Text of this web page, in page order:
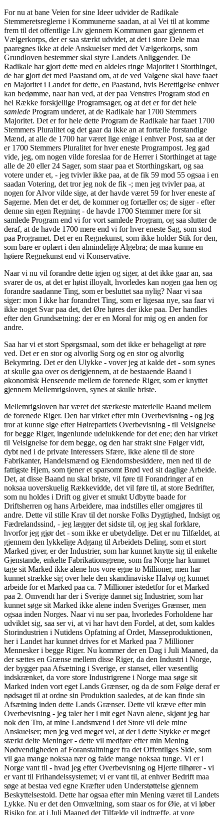
For nu at bane Veien for sine Ideer udvider de Radikale
Stemmeretsreglerne i Kommunerne saadan, at al Vei til at komme
frem til det offentlige Liv gjennem Kommunen gaar gjennem et
Vælgerkorps, der er saa stærkt udvidet, at det i store Dele maa
paaregnes ikke at dele Anskuelser med det Vælgerkorps, som
Grundloven bestemmer skal styre Landets Anliggender. De
Radikale har gjort dette med en aldeles ringe Majoritet i Storthinget,
de har gjort det med Paastand om, at de ved Valgene skal have faaet
en Majoritet i Landet for dette, en Paastand, hvis Berettigelse enhver
kan bedømme, naar han ved, at der paa Venstres Program stod en
hel Række forskjellige Programsager, og at det er for det hele
samlede Program underet, at de Radikale har 1700 Stemmers
Majoritet. Det er for hele dette Program de Radikale har faaet 1700
Stemmers Pluralitet og det gaar da ikke an at fortælle forstandige
Mænd, at alle de 1700 har været lige enige i enhver Post, saa at der
er 1700 Stemmers Pluralitet for hver eneste Programpost. Jeg gad
vide, jeg, om nogen vilde foreslaa for de Herrer i Storthinget at tage
alle de 20 eller 24 Sager, som staar paa et Storthingskart, og saa
votere under et, - jeg tvivler ikke paa, at de fik 59 mod 55 ogsaa i en
saadan Votering, det tror jeg nok de fik -; men jeg tvivler paa, at
nogen for Alvor vilde sige, at der havde været 59 for hver eneste af
Sagerne. Men det er det, de kommer og fortæller os; de siger - efter
denne sin egen Regning - de havde 1700 Stemmer mere for sit
samlede Program end vi for vort samlede Program, og saa slutter de
deraf, at de havde 1700 mere end vi for hver eneste Sag, som stod
paa Programet. Det er en Regnekunst, som ikke holder Stik for den,
som bare er oplært i den almindelige Algebra; de maa kunne en
høiere Regnekunst end vi Konservative.
Naar vi nu vil forandre dette igjen og siger, at det ikke gaar an, saa
svarer de os, at det er høist illoyalt, hvorledes kan nogen gaa hen og
forandre saadanne Ting, som er besluttet saa nylig? Naar vi saa
siger: mon I ikke har forandret Ting, som er ligesaa nye, saa faar vi
ikke noget Svar paa det, det Øre høres der ikke paa. Der handles
efter den Grundsætning: der er en Moral for mig og en anden for
andre.
Saa har vi et stort Spørgsmaal, som det ikke er behageligt at røre
ved. Det er en stor og alvorlig Sorg og en stor og alvorlig
Bekymring. Det er den Ulykke - vover jeg at kalde det - som synes
at skulle gaa over os derigjennem, at de bestaaende Baand i
økonomisk Henseende mellem de forenede Riger, som er knyttet
gjennem Mellemrigsloven, synes at skulle briste.
Mellemrigsloven har været det stærkeste materielle Baand mellem
de forenede Riger. Den har virket efter min Overbevisning - og jeg
tror at kunne sige efter Høirepartiets Overbevisning - til Velsignelse
for begge Riger, ingenlunde udelukkende for det ene; den har virket
til Velsignelse for dem begge, og den har strakt sine Følger vidt,
dybt ned i de private Interessers Sfære, ikke alene til de store
Fabrikanter, Handelsmænd og Eiendomsbesiddere, men ned til de
fattigste Hjem, som tjener et sparsomt Brød ved sit daglige Arbeide.
Det, at disse Baand nu skal briste, vil føre til Forandringer af en
noksaa uoverskuelig Rækkevidde, det vil føre til, at store Bedrifter,
som nu holdes i Drift og giver et smukt Udbytte baade for
Driftsherren og hans Arbeidere, maa indstilles eller omgjøres til
andre. Dette vil stille Krav til det norske Folks Dygtighed, Indsigt og
Fædrelandssind, - jeg lægger det sidste til, og jeg skal forklare,
hvorfor jeg gjør det - som ikke er ubetydelige. Det er nu Tilfældet, at
gjennem den lykkelige Adgang til Arbeidets Deling, som et stort
Marked giver, er der Industrier, som har kunnet knytte sig til enkelte
Gjenstande, enkelte Fabrikationsgrene, som fra Norge har kunnet
tage sit Marked ikke alene hos vore egne to Millioner, men har
kunnet strække sig over hele den skandinaviske Halvø og kunnet
arbeide for et Marked paa ca. 7 Millioner istedetfor for et Marked
paa 2. Omvendt har der i Sverige dannet sig Industrier, som har
kunnet søge sit Marked ikke alene inden Sveriges Grænser, men
ogsaa inden Norges. Naar vi nu ser paa, hvorledes Forholdene har
udviklet sig, saa ser vi, at vi har havt den Fordel, at det, som kaldes
Storindustrien i Nutidens Opfatning af Ordet, Masseproduktionen,
her i Landet har kunnet drives for et Marked paa 7 Millioner
Mennesker i begge Riger. Nu kommer der en Dag i Juli Maaned, da
der sættes en Grænse mellem disse Riger, da den Industri i Norge,
der bygger paa Afsætning i Sverige, er stanset, eller væsentlig
indskrænket, da vore store Industrigrene i Norge maa søge sit
Marked inden vort eget Lands Grænser, og da de som Følge deraf er
nødsaget til at ordne sin Produktion saaledes, at de kan finde sin
Afsætning inden dette Lands Grænser. Dette vil kræve efter min
Overbevisning - jeg taler her i mit eget Navn alene, skjønt jeg har
nok den Tro, at mine Landsmænd i det Store vil dele mine
Anskuelser; men jeg ved meget vel, at der i dette Stykke er meget
stærkt delte Meninger - dette vil medføre efter min Mening
Nødvendigheden af Foranstaltninger fra det Offentliges Side, som
vil gaa mange noksaa nær og falde mange noksaa tunge. Vi er i
Norge vant til - hvad jeg efter Overbevisning og Hjerte tilhører - vi
er vant til Frihandelssystemet; vi er vant til, at enhver Bedrift maa
søge at bestaa ved egne Kræfter uden Understøttelse gjennem
Beskyttelsestold. Dette har ogsaa efter min Mening været til Landets
Lykke. Nu er det den Omvæltning, som staar os for Øie, at vi løber
Risiko for, at i Juli Maaned det Tilfælde vil indtræffe, at vore